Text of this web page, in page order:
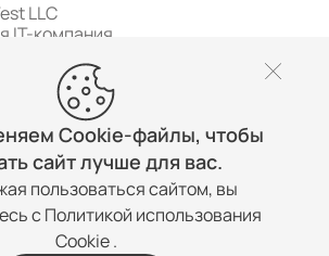
Cookie-файлы, чтобы
сайт лучше для вас.
пользоваться сайтом, вы
с Политикой использования
Cookie.
LLC
IT-компания
соглашение
компьютерного программного